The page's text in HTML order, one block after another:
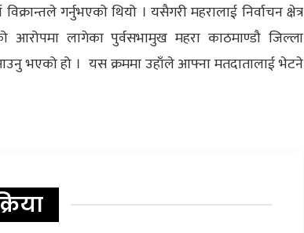
गर्नुभएको थियो । यसैगरी महरालाई निर्वाचन क्षेत्र
आरोपमा लागेका पुर्वसभामुख महरा काठमाण्डौ जिल्ला
भएको हो । यस क्रममा उहाँले आफ्ना मतदातालाई भेटने